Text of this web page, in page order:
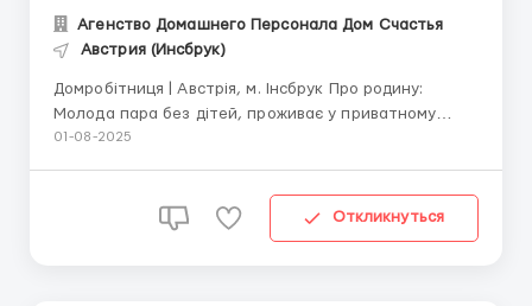
Агенство Домашнего Персонала Дом Счастья
Австрия (Инсбрук)
Домробітниця | Австрія, м. Інсбрук Про родину:
Молода пара без дітей, проживає у приватному
будинку 180 м². Шукають домробітницю на повний
01-08-2025
Откликнуться